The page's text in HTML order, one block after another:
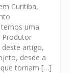
Curitiba,
uma
Produtor
artigo,
desde a
tornam […]